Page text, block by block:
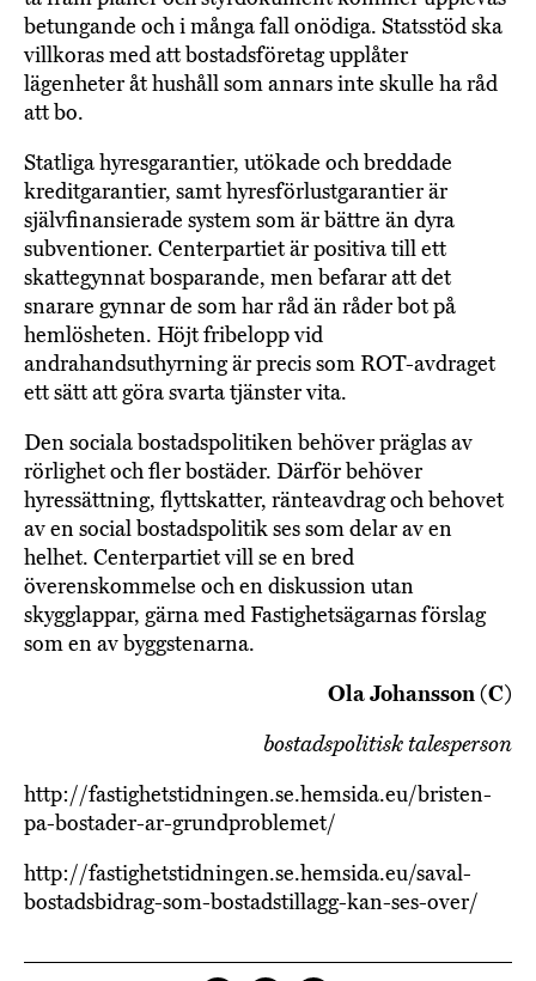
betungande och i många fall onödiga. Statsstöd ska
villkoras med att bostadsföretag upplåter
lägenheter åt hushåll som annars inte skulle ha råd
att bo.
Statliga hyresgarantier, utökade och breddade
kreditgarantier, samt hyresförlustgarantier är
självfinansierade system som är bättre än dyra
subventioner. Centerpartiet är positiva till ett
skattegynnat bosparande, men befarar att det
snarare gynnar de som har råd än råder bot på
hemlösheten. Höjt fribelopp vid
andrahandsuthyrning är precis som ROT-avdraget
ett sätt att göra svarta tjänster vita.
Den sociala bostadspolitiken behöver präglas av
rörlighet och fler bostäder. Därför behöver
hyressättning, flyttskatter, ränteavdrag och behovet
av en social bostadspolitik ses som delar av en
helhet. Centerpartiet vill se en bred
överenskommelse och en diskussion utan
skygglappar, gärna med Fastighetsägarnas förslag
som en av byggstenarna.
Ola Johansson (C)
bostadspolitisk talesperson
http://fastighetstidningen.se.hemsida.eu/bristen-
pa-bostader-ar-grundproblemet/
http://fastighetstidningen.se.hemsida.eu/saval-
bostadsbidrag-som-bostadstillagg-kan-ses-over/